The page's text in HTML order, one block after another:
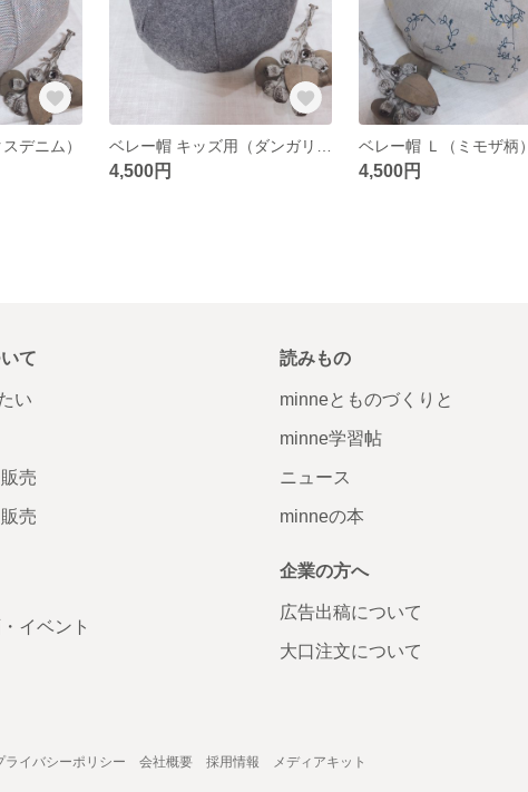
デニム）
4,500円
ベレー帽 Ｌ（ミモザ柄）
4,500円
て
い
売
売
イベント
読みもの
minneとものづくりと
minne学習帖
ニュース
minneの本
企業の方へ
広告出稿について
大口注文について
ライバシーポリシー 会社概要 採用情報 メディアキット